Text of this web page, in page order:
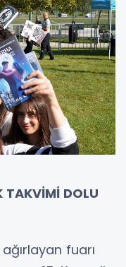
TAKVİMİ DOLU
fuarı